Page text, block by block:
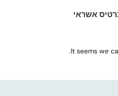
אשראי
It seems we